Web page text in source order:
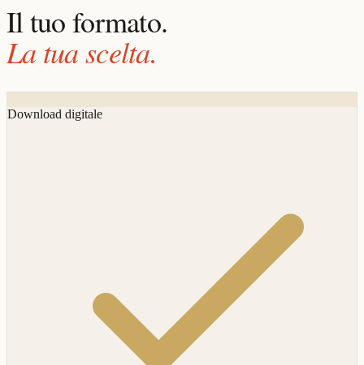
Il tuo formato.
La tua scelta.
Download digitale